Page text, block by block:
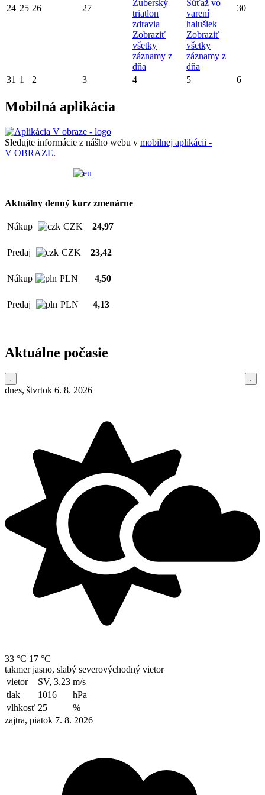
24 25 26 27
Zuberský
triatlon
zdravia
Zobraziť
všetky
záznamy z
dňa
Súťaž vo
varení
halušiek
Zobraziť
všetky
záznamy z
dňa
30
31 1 2 3 4 5 6
Mobilná aplikácia
Sledujte informácie z nášho webu v mobilnej aplikácii -
V OBRAZE.
Aktuálny denný kurz zmenárne
Nákup CZK 24,97
Predaj CZK 23,42
Nákup PLN 4,50
Predaj PLN 4,13
Aktuálne počasie
dnes, štvrtok 6. 8. 2026
33 °C 17 °C
takmer jasno, slabý severovýchodný vietor
vietor
SV, 3.23 m/s
tlak
1016
hPa
vlhkosť 25
%
zajtra, piatok 7. 8. 2026